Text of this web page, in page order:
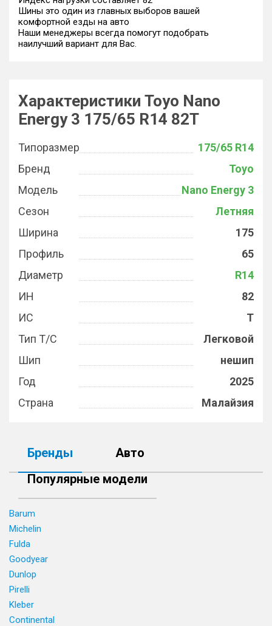
Шины это один из главных выборов вашей
комфортной езды на авто
Наши менеджеры всегда помогут подобрать
наилучший вариант для Вас.
Характеристики Toyo Nano
Energy 3 175/65 R14 82T
Типоразмер
175/65 R14
Бренд
Toyo
Модель
Nano Energy 3
Сезон
Летняя
Ширина
175
Профиль
65
Диаметр
R14
ИН
82
ИС
T
Тип Т/С
Легковой
Шип
нешип
Год
2025
Страна
Малайзия
Бренды
Авто
Популярные модели
Barum
Michelin
Fulda
Goodyear
Dunlop
Pirelli
Kleber
Continental